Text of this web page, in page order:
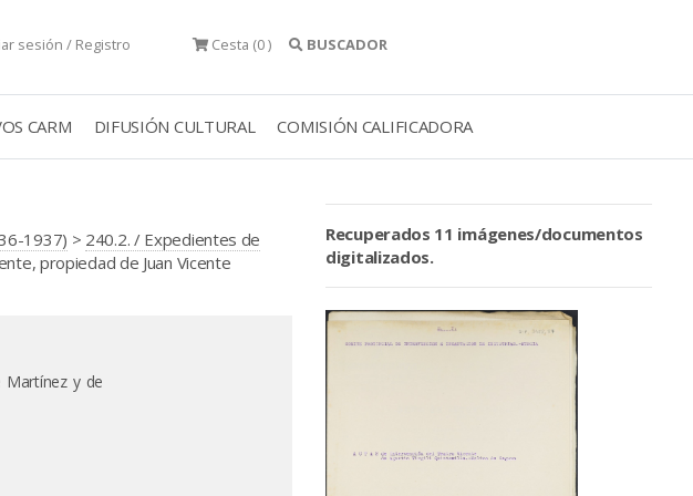
sesión / Registro Cesta (0 ) BUSCADOR
CARM DIFUSIÓN CULTURAL COMISIÓN CALIFICADORA
1937) > 240.2. / Expedientes de
propiedad de Juan Vicente
Martínez y de
Recuperados 11 imágenes/documentos
digitalizados.